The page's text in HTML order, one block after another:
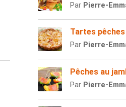
Par Pierre-
Tartes
Par Pierre-
Pêches au
Par Pierre-